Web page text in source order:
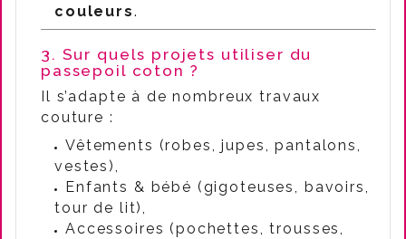
couleurs.
3. Sur quels projets utiliser du
passepoil coton ?
Il s’adapte à de nombreux travaux
couture :
Vêtements (robes, jupes, pantalons,
vestes),
Enfants & bébé (gigoteuses, bavoirs,
tour de lit),
Accessoires (pochettes, trousses,